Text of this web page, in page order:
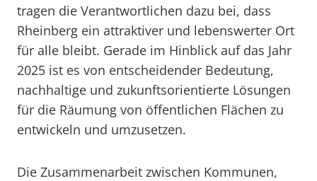
tragen die Verantwortlichen dazu bei, dass
Rheinberg ein attraktiver und lebenswerter Ort
für alle bleibt. Gerade im Hinblick auf das Jahr
2025 ist es von entscheidender Bedeutung,
nachhaltige und zukunftsorientierte Lösungen
für die Räumung von öffentlichen Flächen zu
entwickeln und umzusetzen.
Die Zusammenarbeit zwischen Kommunen,